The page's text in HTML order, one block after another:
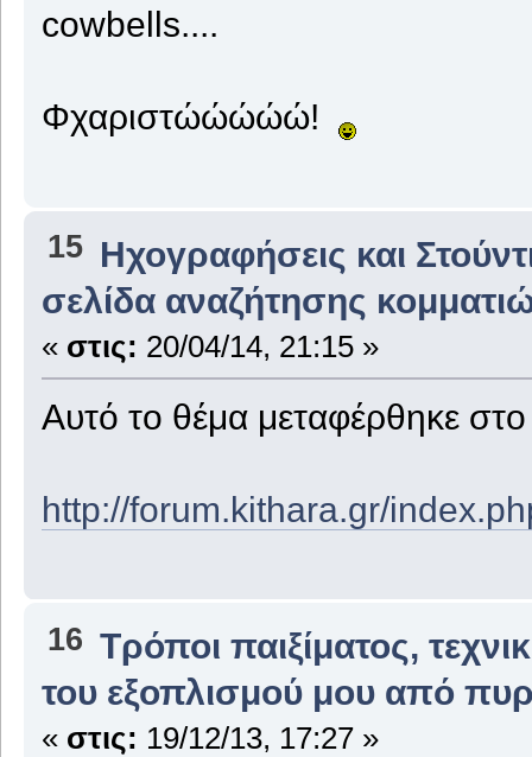
cowbells....
Φχαριστώώώώώ!
15 Ηχογραφήσεις και
σελίδα αναζήτησης
« στις: 20/04/14, 21:15 »
Αυτό το θέμα μεταφέρθηκε
http://forum.kithara.gr/
16 Τρόποι παιξίματος,
του εξοπλισμού μου από
« στις: 19/12/13, 17:27 »